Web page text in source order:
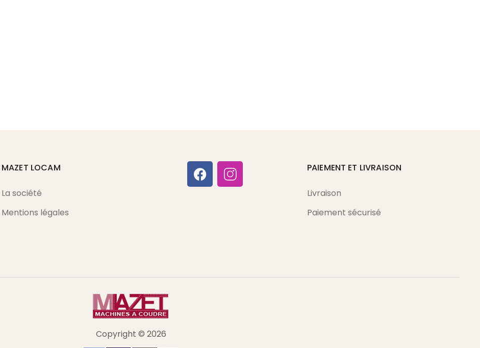
MAZET LOCAM
La société
Mentions légales
PAIEMENT ET LIVRAISON
Livraison
Paiement sécurisé
Copyright © 2026